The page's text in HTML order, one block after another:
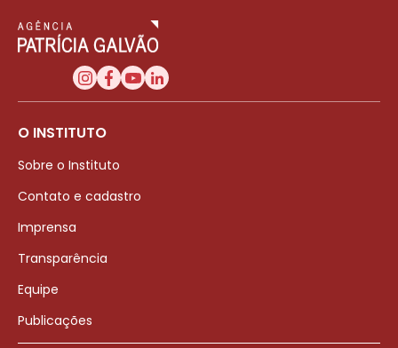
O INSTITUTO
Sobre o Instituto
Contato e cadastro
Imprensa
Transparência
Equipe
Publicações